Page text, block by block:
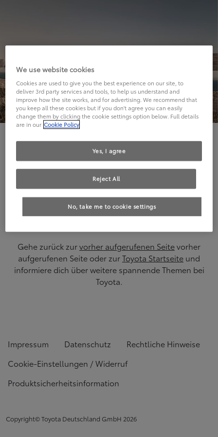
Hier geht's leider nicht weiter.
Die angeforderte Seite kann leider nicht gefunden
werden.
Gehe zurück zurvorher aufgerufenen Seitevorher
aufgerufenen Seite oder zurToyota Startseite und
informiere dich über weitere spannende Themen bei
Toyota.
Impressum Datenschutz
Rechtliche Hinweise
Cookie-Einstellungen / Widerruf
Produktsicherheitsinformation
Copyright© Toyota Deutschland GmbH 2026
We use website cookies
Cookies are used to give you the best experience on our site, to
deliver 3rd party services and tools, to help us understand and
improve how the site works, and for advertising. We recommend that
you keep all these cookies but if you don't agree you can easily
change them by clicking the cookie settings option below. Full details
are in our Cookie Policy
No, take me to cookie settings
Reject All
Yes, I agree